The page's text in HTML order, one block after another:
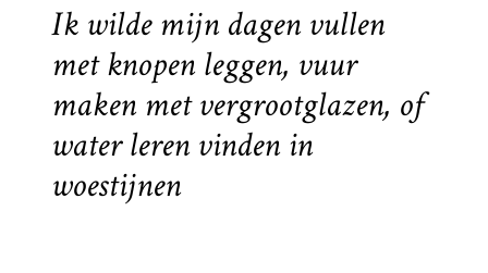
Ik wilde mijn dagen vullen
met knopen leggen, vuur
maken met vergrootglazen, of
water leren vinden in
woestijnen